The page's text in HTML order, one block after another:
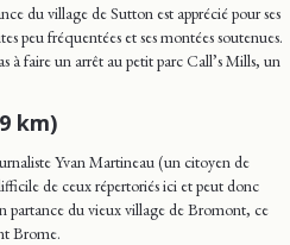
du village de Sutton est apprécié pour ses
peu fréquentées et ses montées soutenues.
à faire un arrêt au petit parc Call’s Mills, un
km)
Yvan Martineau (un citoyen de
de ceux répertoriés ici et peut donc
partance du vieux village de Bromont, ce
Brome.